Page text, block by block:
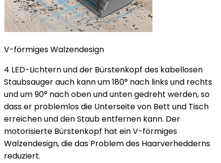
V-förmiges Walzendesign
4 LED-Lichtern und der Bürstenkopf des kabellosen
Staubsauger auch kann um 180° nach links und rechts
und um 90° nach oben und unten gedreht werden, so
dass er problemlos die Unterseite von Bett und Tisch
erreichen und den Staub entfernen kann. Der
motorisierte Bürstenkopf hat ein V-förmiges
Walzendesign, die das Problem des Haarverhedderns
reduziert.